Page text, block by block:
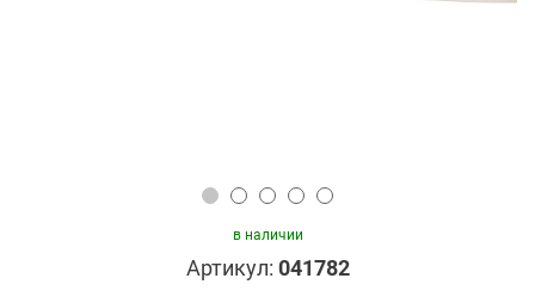
в наличии
Артикул: 041782